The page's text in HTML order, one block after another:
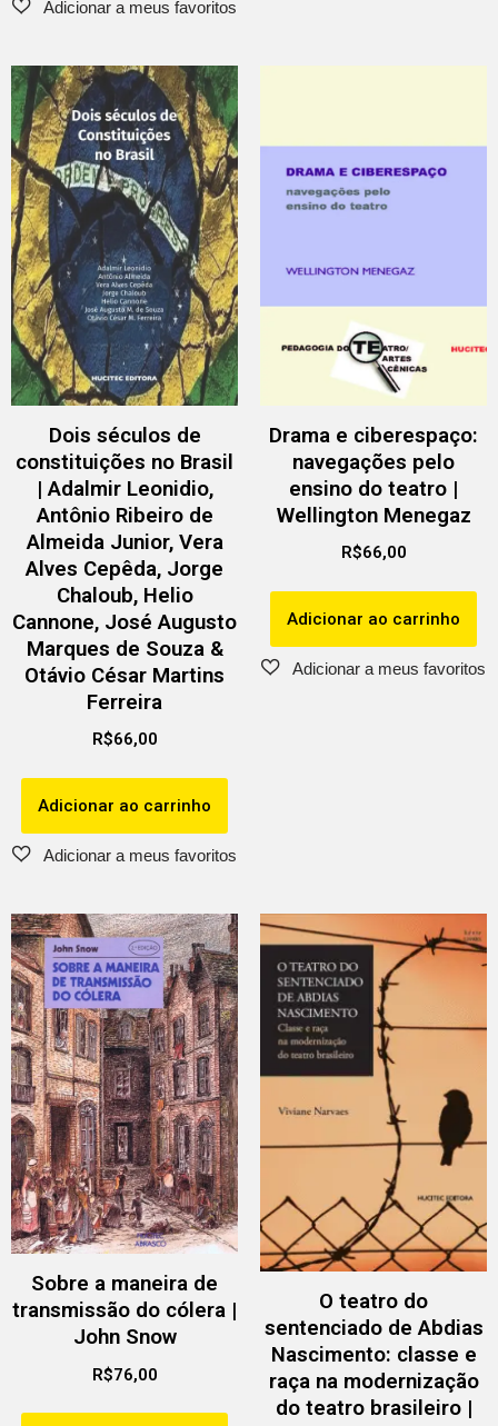
Dois séculos de
constituições no Brasil
| Adalmir Leonidio,
Antônio Ribeiro de
Almeida Junior, Vera
Alves Cepêda, Jorge
Chaloub, Helio
Cannone, José Augusto
Marques de Souza &
Otávio César Martins
Ferreira
R$66,00
Adicionar ao carrinho
Drama e ciberespaço:
navegações pelo
ensino do teatro |
Wellington Menegaz
R$66,00
Adicionar ao carrinho
Sobre a maneira de
transmissão do cólera |
John Snow
R$76,00
O teatro do
sentenciado de Abdias
Nascimento: classe e
raça na modernização
do teatro brasileiro |